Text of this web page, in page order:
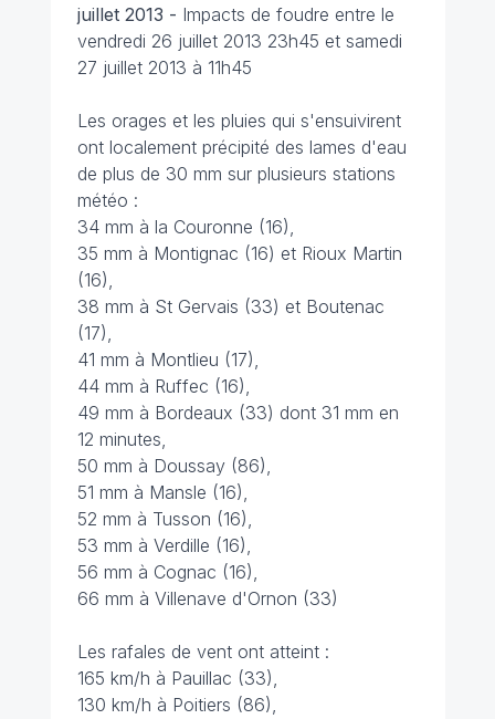
juillet 2013 - Impacts de foudre entre le
vendredi 26 juillet 2013 23h45 et samedi
27 juillet 2013 à 11h45
Les orages et les pluies qui s'ensuivirent
ont localement précipité des lames d'eau
de plus de 30 mm sur plusieurs stations
météo :
34 mm à la Couronne (16),
35 mm à Montignac (16) et Rioux Martin
(16),
38 mm à St Gervais (33) et Boutenac
(17),
41 mm à Montlieu (17),
44 mm à Ruffec (16),
49 mm à Bordeaux (33) dont 31 mm en
12 minutes,
50 mm à Doussay (86),
51 mm à Mansle (16),
52 mm à Tusson (16),
53 mm à Verdille (16),
56 mm à Cognac (16),
66 mm à Villenave d'Ornon (33)
Les rafales de vent ont atteint :
165 km/h à Pauillac (33),
130 km/h à Poitiers (86),